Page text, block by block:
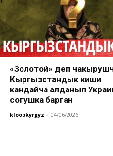
«Золотой» деп
Кыргызстандык киши
кандайча алданып
согушка барган
kloopkyrgyz - 04/06/2026